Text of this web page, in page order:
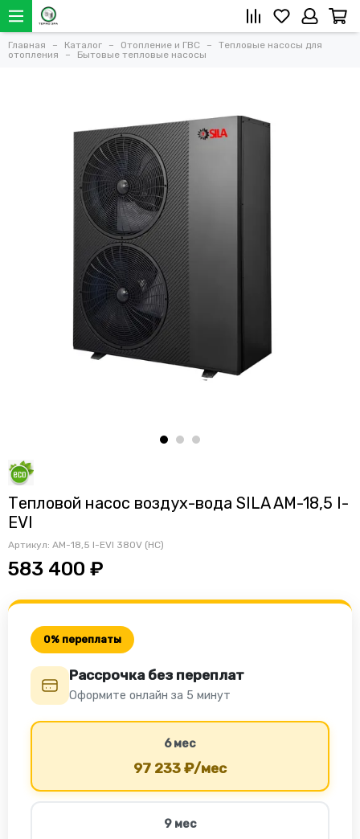
Главная Каталог Отопление и ГВС
Тепловые насосы для
отопления
Бытовые тепловые насосы
Тепловой насос воздух-вода SILA AM-18,5 I-
EVI
Артикул: AM-18,5 I-EVI 380V (HC)
583 400 ₽
0% переплаты
Рассрочка без переплат
Оформите онлайн за 5 минут
6 мес
97 233 ₽/мес
9 мес